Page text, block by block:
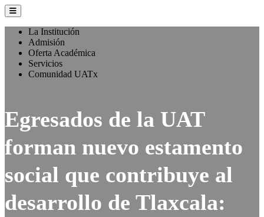
La Institución
Admisión
Oferta Académica
Servicios
Comunidad UATx
Egresados de la UAT
forman nuevo estamento
social que contribuye al
desarrollo de Tlaxcala: